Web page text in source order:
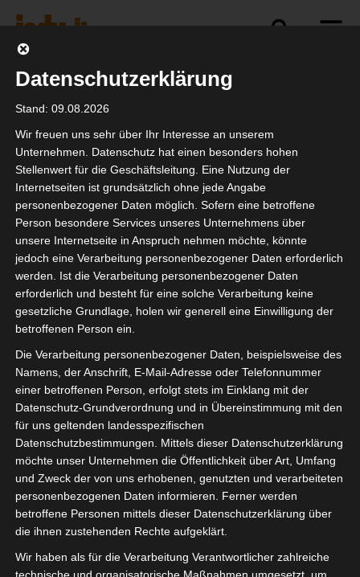
Selbstständigkeit
Konferenz zur
Novellierung des
Datenschutzerklärung
Stand: 09.08.2026
Wir freuen uns sehr über Ihr Interesse an unserem
Unternehmen. Datenschutz hat einen besonders hohen
Stellenwert für die Geschäftsleitung. Eine Nutzung der
Internetseiten ist grundsätzlich ohne jede Angabe
personenbezogener Daten möglich. Sofern eine betroffene
Person besondere Services unseres Unternehmens über
unsere Internetseite in Anspruch nehmen möchte, könnte
jedoch eine Verarbeitung personenbezogener Daten erforderlich
werden. Ist die Verarbeitung personenbezogener Daten
erforderlich und besteht für eine solche Verarbeitung keine
gesetzliche Grundlage, holen wir generell eine Einwilligung der
betroffenen Person ein.
Die Verarbeitung personenbezogener Daten, beispielsweise des
Namens, der Anschrift, E-Mail-Adresse oder Telefonnummer
einer betroffenen Person, erfolgt stets im Einklang mit der
Datenschutz-Grundverordnung und in Übereinstimmung mit den
für uns geltenden landesspezifischen
Datenschutzbestimmungen. Mittels dieser Datenschutzerklärung
möchte unser Unternehmen die Öffentlichkeit über Art, Umfang
und Zweck der von uns erhobenen, genutzten und verarbeiteten
personenbezogenen Daten informieren. Ferner werden
betroffene Personen mittels dieser Datenschutzerklärung über
die ihnen zustehenden Rechte aufgeklärt.
Wir haben als für die Verarbeitung Verantwortlicher zahlreiche